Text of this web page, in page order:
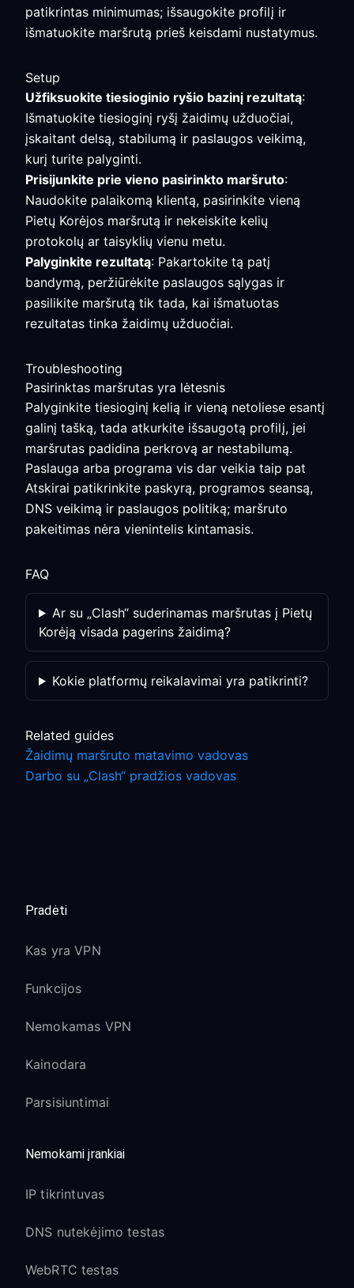
patikrintas minimumas; išsaugokite profilį ir
išmatuokite maršrutą prieš keisdami nustatymus.
Setup
Užfiksuokite tiesioginio ryšio bazinį rezultatą:
Išmatuokite tiesioginį ryšį žaidimų užduočiai,
įskaitant delsą, stabilumą ir paslaugos veikimą,
kurį turite palyginti.
Prisijunkite prie vieno pasirinkto maršruto:
Naudokite palaikomą klientą, pasirinkite vieną
Pietų Korėjos maršrutą ir nekeiskite kelių
protokolų ar taisyklių vienu metu.
Palyginkite rezultatą: Pakartokite tą patį
bandymą, peržiūrėkite paslaugos sąlygas ir
pasilikite maršrutą tik tada, kai išmatuotas
rezultatas tinka žaidimų užduočiai.
Troubleshooting
Pasirinktas maršrutas yra lėtesnis
Palyginkite tiesioginį kelią ir vieną netoliese esantį
galinį tašką, tada atkurkite išsaugotą profilį, jei
maršrutas padidina perkrovą ar nestabilumą.
Paslauga arba programa vis dar veikia taip pat
Atskirai patikrinkite paskyrą, programos seansą,
DNS veikimą ir paslaugos politiką; maršruto
pakeitimas nėra vienintelis kintamasis.
FAQ
Ar su „Clash“ suderinamas maršrutas į Pietų
Korėją visada pagerins žaidimą?
Kokie platformų reikalavimai yra patikrinti?
Related guides
Žaidimų maršruto matavimo vadovas
Darbo su „Clash“ pradžios vadovas
Pradėti
Kas yra VPN
Funkcijos
Nemokamas VPN
Kainodara
Parsisiuntimai
Nemokami įrankiai
IP tikrintuvas
DNS nutekėjimo testas
WebRTC testas